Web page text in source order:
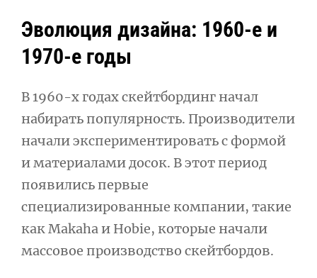
Эволюция дизайна: 1960-е и
1970-е годы
В 1960-х годах скейтбординг начал
набирать популярность. Производители
начали экспериментировать с формой
и материалами досок. В этот период
появились первые
специализированные компании, такие
как Makaha и Hobie, которые начали
массовое производство скейтбордов.